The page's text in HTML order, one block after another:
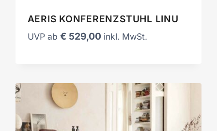
AERIS KONFERENZSTUHL LINU
UVP ab € 529,00 inkl. MwSt.